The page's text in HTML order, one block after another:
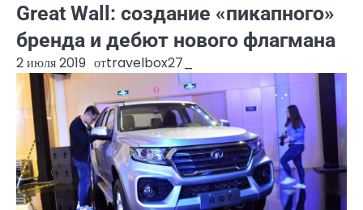
Great Wall: создание «пикапного»
бренда и дебют нового флагмана
2 июля 2019 отtravelbox27_